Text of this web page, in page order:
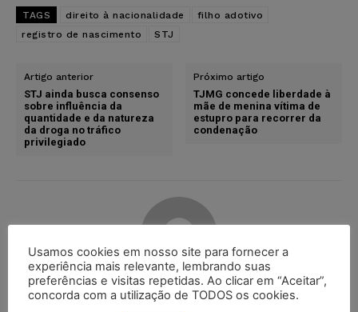
TAGS direito à nacionalidade
filho adotivo
registro de nascimento
STJ
Artigo anterior
STJ ainda busca consenso
sobre influência da
quantidade e da natureza
da droga no tráfico
privilegiado
Próximo artigo
TJMG concede liberdade à
mãe de menina vítima de
estupro para recorrer da
condenação
Karina Silvério
Usamos cookies em nosso site para fornecer a
experiência mais relevante, lembrando suas
preferências e visitas repetidas. Ao clicar em “Aceitar”,
concorda com a utilização de TODOS os cookies.